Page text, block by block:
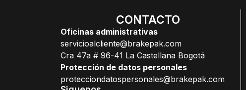
CONTACTO
Oficinas administrativas
servicioalcliente@brakepak.com
Cra 47a # 96-41 La Castellana Bogotá
Protección de datos personales
protecciondatospersonales@brakepak.com